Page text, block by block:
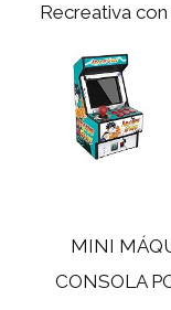
Recreativa con
MINI
CONSOLA